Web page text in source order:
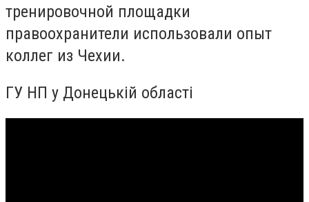
тренировочной площадки
правоохранители использовали опыт
коллег из Чехии.
ГУ НП у Донецькій області